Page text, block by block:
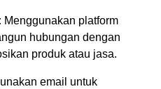
Menggunakan platform
hubungan dengan
produk atau jasa.
email untuk